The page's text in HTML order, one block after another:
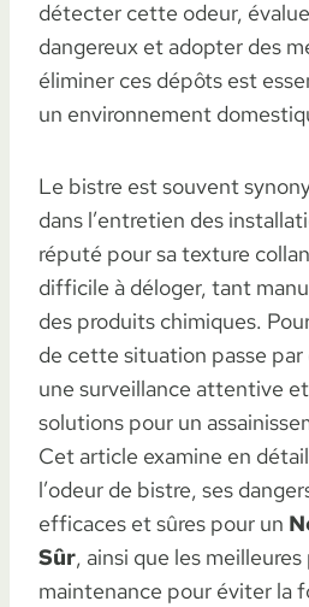
détecter cette odeur,
dangereux et adopter des
éliminer ces dépôts est
un environnement
Le bistre est souvent
dans l’entretien des
réputé pour sa texture
difficile à déloger, tant
des produits chimiques.
de cette situation passe par
une surveillance attentive
solutions pour un
Cet article examine en
l’odeur de bistre, ses
efficaces et sûres pour un
Sûr, ainsi que les
maintenance pour éviter la